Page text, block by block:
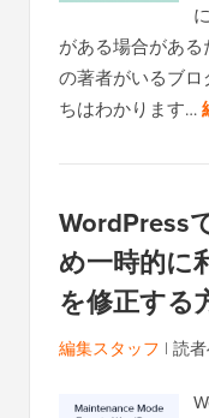
がある場合がある
の著者がいるブ
ちはわかります…
WordPress
め一時的に
を修正する
編集スタッフ | 読